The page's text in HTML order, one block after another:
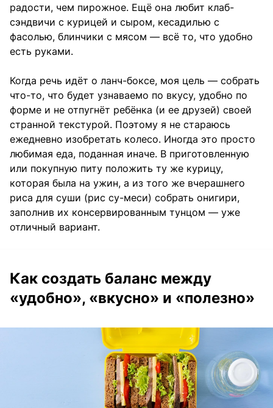
радости, чем пирожное. Ещё она любит клаб-
сэндвичи с курицей и сыром, кесадилью с
фасолью, блинчики с мясом — всё то, что удобно
есть руками.
Когда речь идёт о ланч-боксе, моя цель — собрать
что-то, что будет узнаваемо по вкусу, удобно по
форме и не отпугнёт ребёнка (и ее друзей) своей
странной текстурой. Поэтому я не стараюсь
ежедневно изобретать колесо. Иногда это просто
любимая еда, поданная иначе. В приготовленную
или покупную питу положить ту же курицу,
которая была на ужин, а из того же вчерашнего
риса для суши (рис су-меси) собрать онигири,
заполнив их консервированным тунцом — уже
отличный вариант.
Как создать баланс между
«удобно», «вкусно» и «полезно»